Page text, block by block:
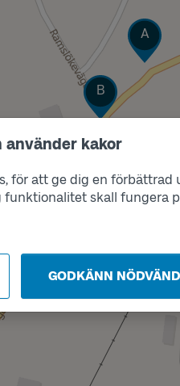
använder kakor
för att ge dig en
funktionalitet skall fungera
GODKÄNN
Läge
A
Läge
B